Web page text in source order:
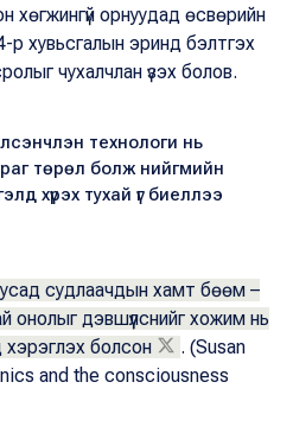
хөгжингүй орнуудад өсвөрийн
р хувьсгалын эринд бэлтгэх
чухалчлан үзэх болов.
технологи нь
ураг төрөл болж нийгмийн
хүрэх тухай үг биеллээ
судлаачдын хамт бөөм –
онолыг дэвшүүлснийг хожим нь
хэрэглэх болсон
. (Susan
and the consciousness